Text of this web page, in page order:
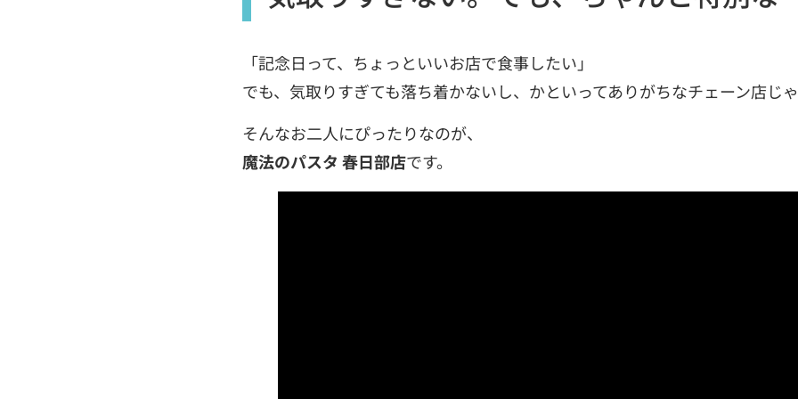
「記念日って、ちょっといいお店で食事したい」
でも、気取りすぎても落ち着かないし、かといってありがちなチェーン店じゃ
そんなお二人にぴったりなのが、
魔法のパスタ 春日部店です。